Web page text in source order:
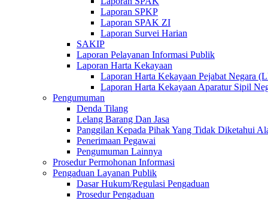
Laporan SPKP
Laporan SPAK ZI
Laporan Survei Harian
SAKIP
Laporan Pelayanan Informasi Publik
Laporan Harta Kekayaan
Laporan Harta Kekayaan Pejabat Negara
Laporan Harta Kekayaan Aparatur Sipil
Pengumuman
Denda Tilang
Lelang Barang Dan Jasa
Panggilan Kepada Pihak Yang Tidak Diketahui
Penerimaan Pegawai
Pengumuman Lainnya
Prosedur Permohonan Informasi
Pengaduan Layanan Publik
Dasar Hukum/Regulasi Pengaduan
Prosedur Pengaduan